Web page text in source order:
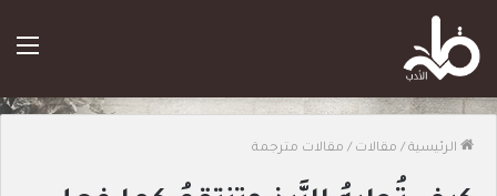
الرئيسية / مقالات / مقالات مترجمة